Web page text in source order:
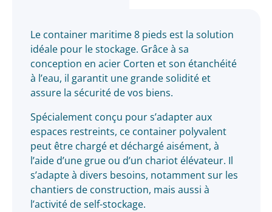
Le container maritime 8 pieds est la solution
idéale pour le stockage. Grâce à sa
conception en acier Corten et son étanchéité
à l’eau, il garantit une grande solidité et
assure la sécurité de vos biens.
Spécialement conçu pour s’adapter aux
espaces restreints, ce container polyvalent
peut être chargé et déchargé aisément, à
l’aide d’une grue ou d’un chariot élévateur. Il
s’adapte à divers besoins, notamment sur les
chantiers de construction, mais aussi à
l’activité de self-stockage.